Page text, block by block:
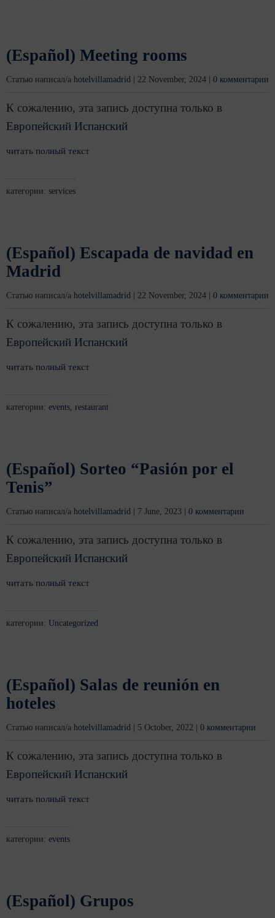
(Español) Meeting rooms
Статью написал/а hotelvillamadrid 22 November, 2024 0 комментарии
К сожалению, эта запись доступна только в
Европейский Испанский
читать полный текст
категории: services
(Español) Escapada de navidad en
Madrid
Статью написал/а hotelvillamadrid 22 November, 2024 0 комментарии
К сожалению, эта запись доступна только в
Европейский Испанский
читать полный текст
категории: events, restaurant
(Español) Sorteo “Pasión por el
Tenis”
Статью написал/а hotelvillamadrid 7 June, 2023 0 комментарии
К сожалению, эта запись доступна только в
Европейский Испанский
читать полный текст
категории: Uncategorized
(Español) Salas de reunión en
hoteles
Статью написал/а hotelvillamadrid 5 October, 2022 0 комментарии
К сожалению, эта запись доступна только в
Европейский Испанский
читать полный текст
категории: events
(Español) Grupos